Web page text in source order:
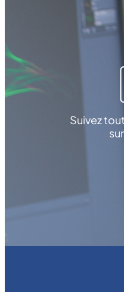
Suivez